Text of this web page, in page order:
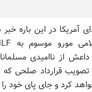
آمریکا در این باره خبر
از ناامیدی
کرد و جای پای خود